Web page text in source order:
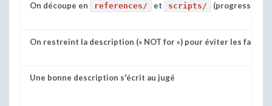
On découpe en references/ et scripts/ (progressive
On restreint la description (« NOT for ») pour éviter les faux
Une bonne description s'écrit au jugé